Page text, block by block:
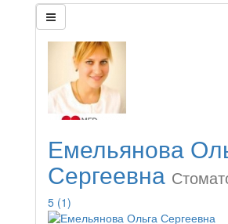
Емельянова
Сергеевна
5 (1)